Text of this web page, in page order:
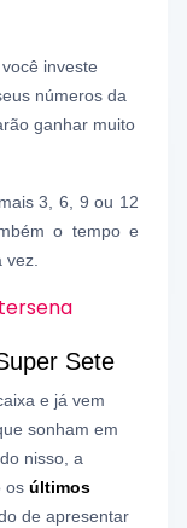
investe
números da
ganhar muito
3, 6, 9 ou 12
o tempo e
Sete
e já vem
sonham em
nisso, a
os últimos
de apresentar